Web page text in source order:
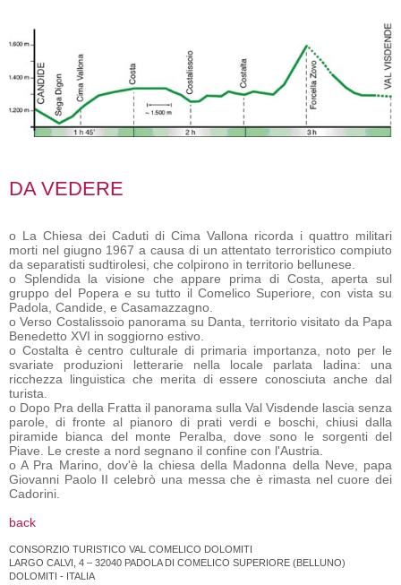
DA VEDERE
o La Chiesa dei Caduti di Cima Vallona ricorda i quattro militari
morti nel giugno 1967 a causa di un attentato terroristico compiuto
da separatisti sudtirolesi, che colpirono in territorio bellunese.
o Splendida la visione che appare prima di Costa, aperta sul
gruppo del Popera e su tutto il Comelico Superiore, con vista su
Padola, Candide, e Casamazzagno.
o Verso Costalissoio panorama su Danta, territorio visitato da Papa
Benedetto XVI in soggiorno estivo.
o Costalta è centro culturale di primaria importanza, noto per le
svariate produzioni letterarie nella locale parlata ladina: una
ricchezza linguistica che merita di essere conosciuta anche dal
turista.
o Dopo Pra della Fratta il panorama sulla Val Visdende lascia senza
parole, di fronte al pianoro di prati verdi e boschi, chiusi dalla
piramide bianca del monte Peralba, dove sono le sorgenti del
Piave. Le creste a nord segnano il confine con l'Austria.
o A Pra Marino, dov'è la chiesa della Madonna della Neve, papa
Giovanni Paolo II celebrò una messa che è rimasta nel cuore dei
Cadorini.
back
CONSORZIO TURISTICO VAL COMELICO DOLOMITI
LARGO CALVI, 4 – 32040 PADOLA DI COMELICO SUPERIORE (BELLUNO)
DOLOMITI - ITALIA